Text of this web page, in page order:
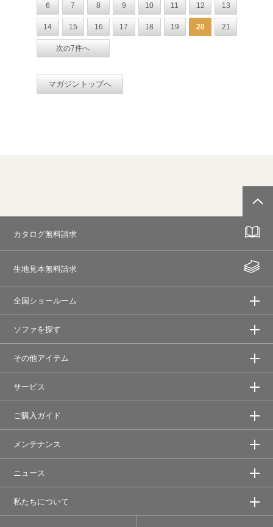
6 7 8 9 10 11 12 13
14 15 16 17 18 19 20 21
次の7件へ
マガジントップへ
カタログ無料請求
生地見本無料請求
全国ショールーム
ソファを探す
その他アイテム
サービス
ご購入ガイド
メンテナンス
ニュース
私たちについて